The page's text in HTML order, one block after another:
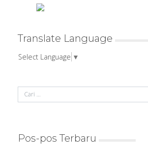
Translate Language
Select Language ▼
Pos-pos Terbaru